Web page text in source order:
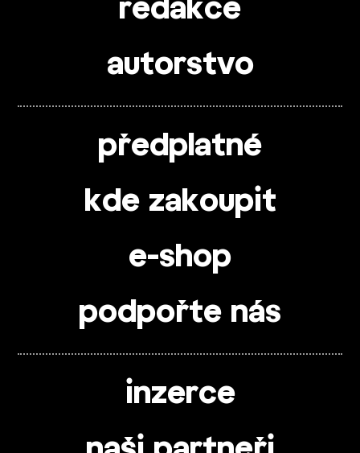
redakce
autorstvo
předplatné
kde zakoupit
e-shop
podpořte nás
inzerce